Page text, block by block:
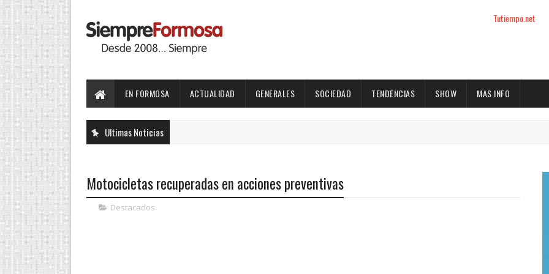
Tutiempo.net
EN FORMOSA ACTUALIDAD GENERALES SOCIEDAD TENDENCIAS SHOW MAS INFO
Ultimas Noticias
Motocicletas recuperadas en acciones preventivas
Destacados